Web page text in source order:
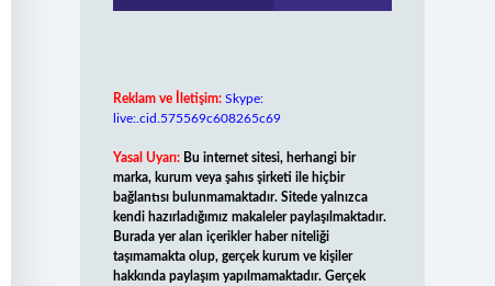
Reklam ve İletişim: Skype:
live:.cid.575569c608265c69
Yasal Uyarı: Bu internet sitesi, herhangi bir
marka, kurum veya şahıs şirketi ile hiçbir
bağlantısı bulunmamaktadır. Sitede yalnızca
kendi hazırladığımız makaleler paylaşılmaktadır.
Burada yer alan içerikler haber niteliği
taşımamakta olup, gerçek kurum ve kişiler
hakkında paylaşım yapılmamaktadır. Gerçek